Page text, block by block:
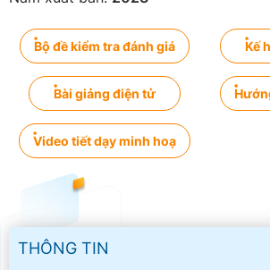
Bộ đề kiểm tra đánh giá Kế
Bài giảng điện tử
Video tiết dạy minh hoạ
THÔNG TIN